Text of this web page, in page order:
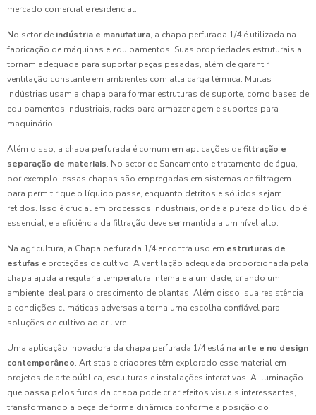
mercado comercial e residencial.
No setor de indústria e manufatura, a chapa perfurada 1/4 é utilizada na
fabricação de máquinas e equipamentos. Suas propriedades estruturais a
tornam adequada para suportar peças pesadas, além de garantir
ventilação constante em ambientes com alta carga térmica. Muitas
indústrias usam a chapa para formar estruturas de suporte, como bases de
equipamentos industriais, racks para armazenagem e suportes para
maquinário.
Além disso, a chapa perfurada é comum em aplicações defiltração e
separação de materiais. No setor de Saneamento e tratamento de água,
por exemplo, essas chapas são empregadas em sistemas de filtragem
para permitir que o líquido passe, enquanto detritos e sólidos sejam
retidos. Isso é crucial em processos industriais, onde a pureza do líquido é
essencial, e a eficiência da filtração deve ser mantida a um nível alto.
Na agricultura, a Chapa perfurada 1/4 encontra uso em estruturas de
estufas e proteções de cultivo. A ventilação adequada proporcionada pela
chapa ajuda a regular a temperatura interna e a umidade, criando um
ambiente ideal para o crescimento de plantas. Além disso, sua resistência
a condições climáticas adversas a torna uma escolha confiável para
soluções de cultivo ao ar livre.
Uma aplicação inovadora da chapa perfurada 1/4 está na arte e no design
contemporâneo. Artistas e criadores têm explorado esse material em
projetos de arte pública, esculturas e instalações interativas. A iluminação
que passa pelos furos da chapa pode criar efeitos visuais interessantes,
transformando a peça de forma dinâmica conforme a posição do